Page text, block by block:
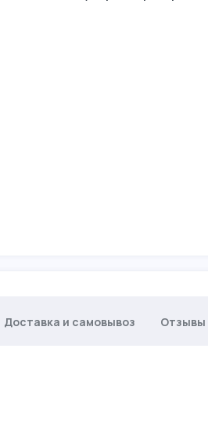
Доставка и самовывоз Отзывы